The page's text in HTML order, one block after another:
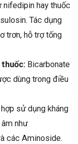
nifedipin hay thuốc
Tác dụng
trơn, hỗ trợ tống
thuốc: Bicarbonate
dùng trong điều
hợp sử dụng kháng
như
các Aminoside.